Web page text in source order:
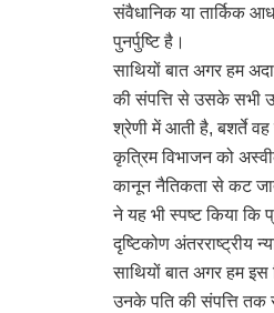
संवैधानिक या तार्किक
पुनर्पुष्टि है।
साथियों बात अगर हम
की संपत्ति से उसके सभी
श्रेणी में आती है, बशर्ते वह
कृत्रिम विभाजन को
कानून नैतिकता से कट
ने यह भी स्पष्ट किया कि
दृष्टिकोण अंतरराष्ट्रीय
साथियों बात अगर हम इस
उनके पति की संपत्ति तक